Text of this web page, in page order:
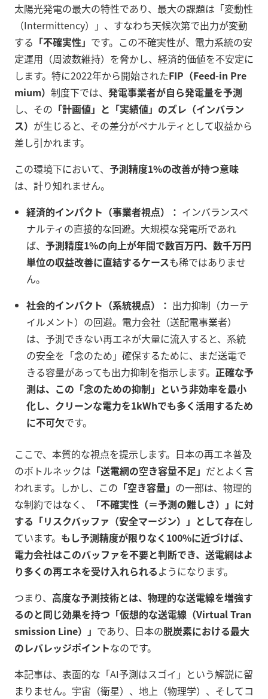
太陽光発電の最大の特性であり、最大の課題は「変動性
（Intermittency）」、すなわち天候次第で出力が変動
する 「不確実性」 です。この不確実性が、電力系統の安
定運用（周波数維持）を脅かし、経済的価値を不安定に
します。特に2022年から開始されたFIP（Feed-in Pre
mium） 制度下では、 発電事業者が自ら発電量を予測
し、その 「計画値」と「実績値」のズレ（インバラン
ス） が生じると、その差分がペナルティとして収益から
差し引かれます。
この環境下において、 予測精度1%の改善が持つ意味
は、計り知れません。
経済的インパクト（事業者視点）： インバランスペ
ナルティの直接的な回避。大規模な発電所であれ
ば、 予測精度1%の向上が年間で数百万円、数千万円
単位の収益改善に直結するケースも稀ではありませ
ん。
社会的インパクト（系統視点）： 出力抑制（カーテ
イルメント）の回避。電力会社（送配電事業者）
は、予測できない再エネが大量に流入すると、系統
の安全を「念のため」確保するために、まだ送電で
きる容量があっても出力抑制を指示します。 正確な予
測は、この「念のための抑制」という非効率を最小
化し、クリーンな電力を1kWhでも多く活用するため
に不可欠です。
ここで、本質的な視点を提示します。日本の再エネ普及
のボトルネックは 「送電網の空き容量不足」 だとよく言
われます。しかし、この 「空き容量」 の一部は、物理的
な制約ではなく、
「不確実性（＝予測の難しさ）」に対
する「リスクバッファ（安全マージン）」として存在し
ています。 もし予測精度が限りなく100%に近づけば、
電力会社はこのバッファを不要と判断でき、送電網はよ
り多くの再エネを受け入れられるようになります。
つまり、 高度な予測技術とは、物理的な送電線を増強す
るのと同じ効果を持つ「仮想的な送電線（Virtual Tran
smission Line）」 であり、日本の脱炭素における最大
のレバレッジポイントなのです。
本記事は、表面的な「AI予測はスゴイ」という解説に留
まりません。宇宙（衛星）、地上（物理学）、そしてコ